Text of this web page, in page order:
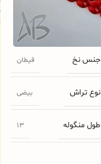
جنس نخ قیطان
نوع تراش بیضی
طول منگوله 13